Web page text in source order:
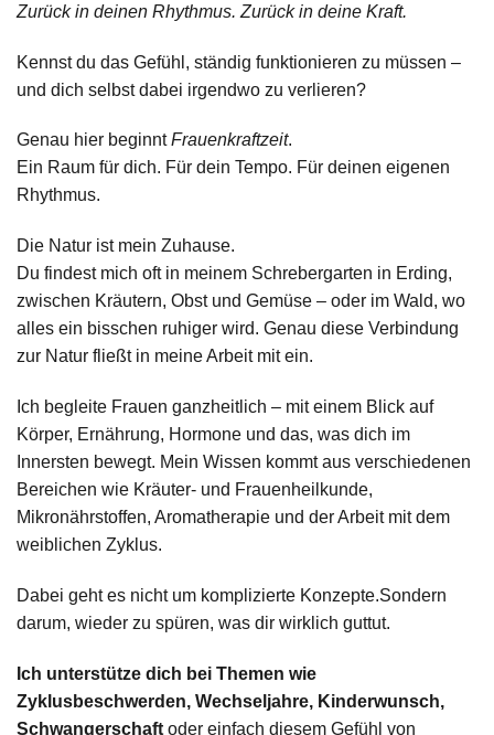
Zurück in deinen Rhythmus. Zurück in deine Kraft.
Kennst du das Gefühl, ständig funktionieren zu müssen –
und dich selbst dabei irgendwo zu verlieren?
Genau hier beginntFrauenkraftzeit.
Ein Raum für dich. Für dein Tempo. Für deinen eigenen
Rhythmus.
Die Natur ist mein Zuhause.
Du findest mich oft in meinem Schrebergarten in Erding,
zwischen Kräutern, Obst und Gemüse – oder im Wald, wo
alles ein bisschen ruhiger wird. Genau diese Verbindung
zur Natur fließt in meine Arbeit mit ein.
Ich begleite Frauen ganzheitlich – mit einem Blick auf
Körper, Ernährung, Hormone und das, was dich im
Innersten bewegt. Mein Wissen kommt aus verschiedenen
Bereichen wie Kräuter- und Frauenheilkunde,
Mikronährstoffen, Aromatherapie und der Arbeit mit dem
weiblichen Zyklus.
Dabei geht es nicht um komplizierte Konzepte.Sondern
darum, wieder zu spüren, was dir wirklich guttut.
Ich unterstütze dich bei Themen wie
Zyklusbeschwerden, Wechseljahre, Kinderwunsch,
Schwangerschaft oder einfach diesem Gefühl von